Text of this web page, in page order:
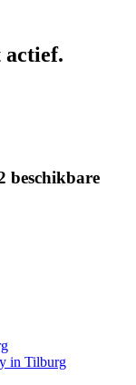
actief.
beschikbare
in Tilburg